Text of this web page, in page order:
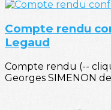
Compte rendu
Legaud
Compte rendu (--
Georges SIMENON